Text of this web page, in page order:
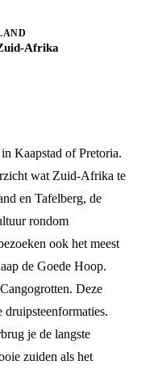
Afrika
Kaapstad of Pretoria.
wat Zuid-Afrika te
en Tafelberg, de
rondom
ook het meest
de Goede Hoop.
Deze
je de langste
zuiden als het